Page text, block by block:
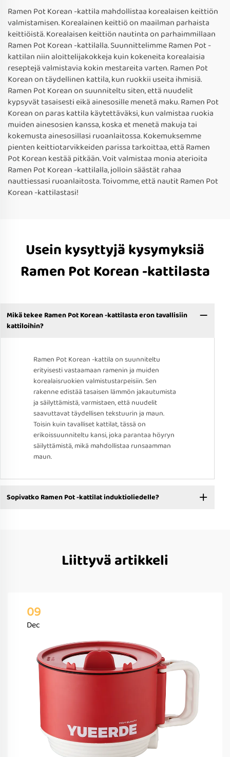
Ramen Pot Korean -kattila mahdollistaa korealaisen keittiön
valmistamisen. Korealainen keittiö on maailman parhaista
keittiöistä. Korealaisen keittiön nautinta on parhaimmillaan
Ramen Pot Korean -kattilalla. Suunnittelimme Ramen Pot -
kattilan niin aloittelijakokkeja kuin kokeneita korealaisia
reseptejä valmistavia kokin mestareita varten. Ramen Pot
Korean on täydellinen kattila, kun ruokkii useita ihmisiä.
Ramen Pot Korean on suunniteltu siten, että nuudelit
kypsyvät tasaisesti eikä ainesosille menetä maku. Ramen Pot
Korean on paras kattila käytettäväksi, kun valmistaa ruokia
muiden ainesosien kanssa, koska et menetä makuja tai
kokemusta ainesosillasi ruoanlaitossa. Kokemuksemme
pienten keittiotarvikkeiden parissa tarkoittaa, että Ramen
Pot Korean kestää pitkään. Voit valmistaa monia aterioita
Ramen Pot Korean -kattilalla, jolloin säästät rahaa
nauttiessasi ruoanlaitosta. Toivomme, että nautit Ramen Pot
Korean -kattilastasi!
Usein kysyttyjä kysymyksiä
Ramen Pot Korean -kattilasta
Mikä tekee Ramen Pot Korean -kattilasta eron tavallisiin
kattiloihin?
Ramen Pot Korean -kattila on suunniteltu
erityisesti vastaamaan ramenin ja muiden
korealaisruokien valmistustarpeisiin. Sen
rakenne edistää tasaisen lämmön jakautumista
ja säilyttämistä, varmistaen, että nuudelit
saavuttavat täydellisen tekstuurin ja maun.
Toisin kuin tavalliset kattilat, tässä on
erikoissuunniteltu kansi, joka parantaa höyryn
säilyttämistä, mikä mahdollistaa runsaamman
maun.
Sopivatko Ramen Pot -kattilat induktioliedelle?
Liittyvä artikkeli
09
Dec